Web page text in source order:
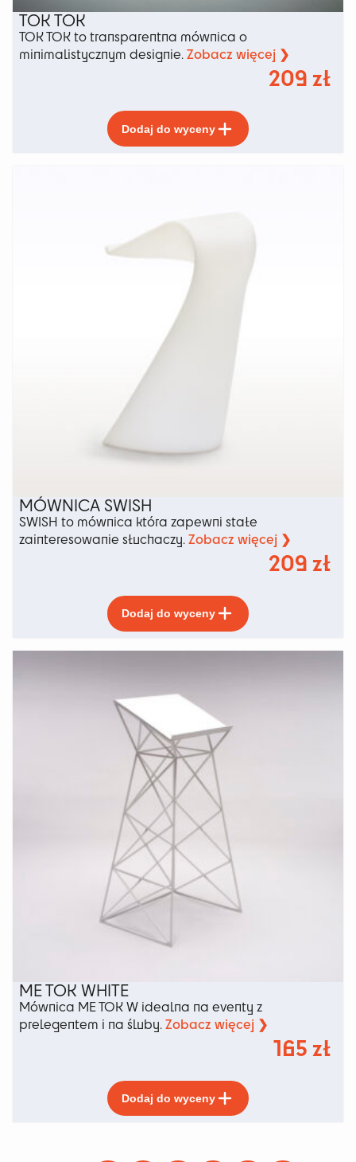
TOK TOK
TOK TOK to transparentna mównica o
minimalistycznym designie. Zobacz więcej ❯
209 zł
Dodaj do wyceny
produkt
ma
można
wybrać
produktu
MÓWNICA SWISH
SWISH to mównica która zapewni stałe
zainteresowanie słuchaczy. Zobacz więcej ❯
209 zł
Dodaj do wyceny
produkt
ma
wiele
można
wybrać
na
stronie
produktu
ME TOK WHITE
Mównica ME TOK W idealna na eventy z
prelegentem i na śluby. Zobacz więcej ❯
165 zł
Dodaj do wyceny
produkt
ma